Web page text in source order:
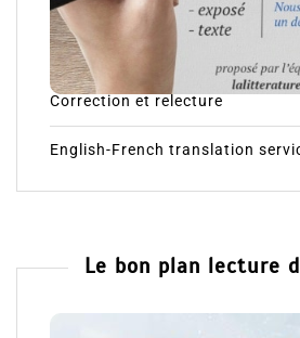
Correction et relecture
English-French translation
Le bon plan lecture